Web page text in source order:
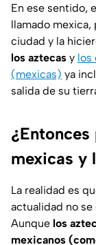
En ese sentido,
llamado mexica,
ciudad y la
los aztecas y los
(mexicas) ya
salida de su
mexicas y
La realidad es
actualidad no
Aunque los
mexicanos